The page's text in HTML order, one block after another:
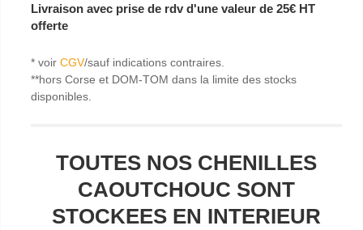
Livraison avec prise de rdv d'une valeur de 25€ HT
offerte
* voir CGV/sauf indications contraires.
**hors Corse et DOM-TOM dans la limite des stocks
disponibles.
TOUTES NOS CHENILLES
CAOUTCHOUC SONT
STOCKEES EN INTERIEUR